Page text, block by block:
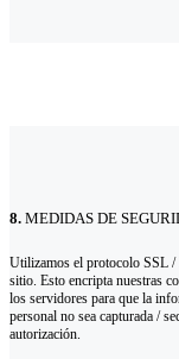
8. MEDIDAS DE
Utilizamos el protocolo SSL
sitio. Esto encripta nuestras
los servidores para que la
personal no sea capturada /
autorización.